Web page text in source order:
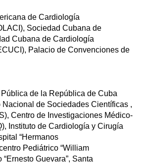
de Cardiología
Sociedad Cubana de
Cubana de Cardiología
Palacio de Convenciones de
de la República de Cuba
Nacional de Sociedades Científicas ,
Centro de Investigaciones Médico-
Instituto de Cardiología y Cirugía
“Hermanos
Pediátrico “William
“Ernesto Guevara”, Santa